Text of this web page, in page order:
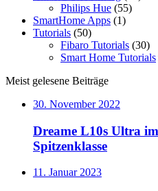
Philips Hue (55)
SmartHome Apps (1)
Tutorials (50)
Fibaro Tutorials (30)
Smart Home Tutorials
Meist gelesene Beiträge
30. November 2022
Dreame L10s Ultra
Spitzenklasse
11. Januar 2023